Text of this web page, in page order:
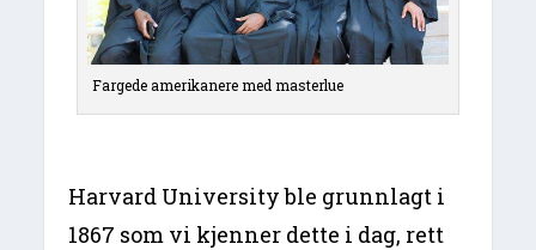
Fargede amerikanere med masterlue
Harvard University ble grunnlagt i
1867 som vi kjenner dette i dag, rett